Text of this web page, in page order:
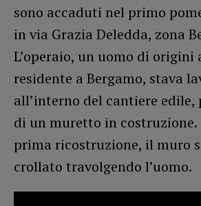
sono accaduti nel primo
in via Grazia Deledda, zona
L’operaio, un uomo di origini
residente a Bergamo, stava
all’interno del cantiere edile,
di un muretto in costruzione.
prima ricostruzione, il muro
crollato travolgendo l’uomo.